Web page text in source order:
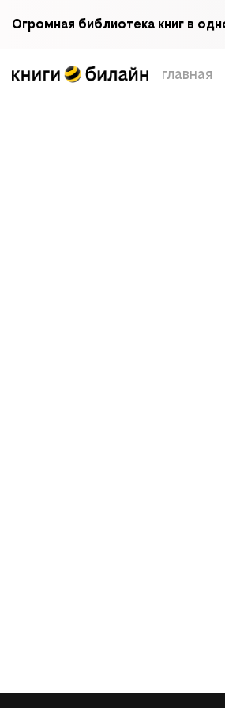
Огромная библиотека книг в
главная